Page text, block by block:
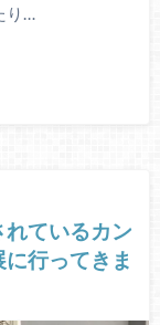
り…
ているカン
行ってきま